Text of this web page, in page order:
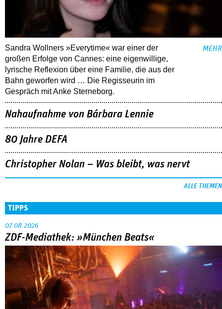
Sandra Wollners »Everytime« war einer der
großen Erfolge von Cannes: eine eigenwillige,
lyrische Reflexion über eine ­Familie, die aus der
Bahn geworfen wird … Die Regisseurin im
Gespräch mit Anke Sterneborg.
MEHR
Nahaufnahme von Bárbara Lennie
80 Jahre DEFA
Christopher Nolan – Was bleibt, was nervt
ALLE THEMEN
TIPPS
07.08.2026
ZDF-Mediathek: »München Beats«